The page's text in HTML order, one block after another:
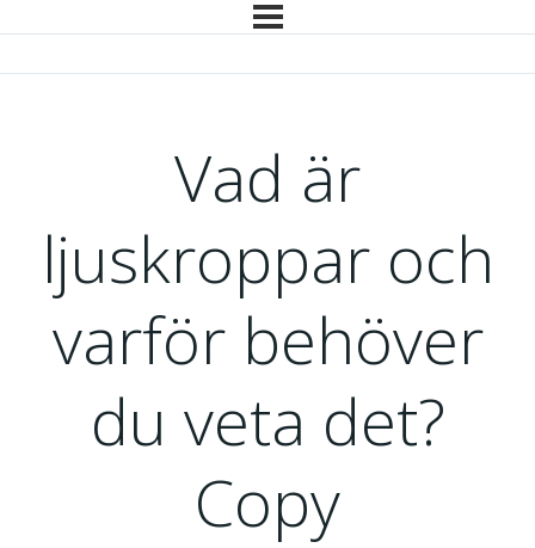
Vad är
ljuskroppar och
varför behöver
du veta det?
Copy